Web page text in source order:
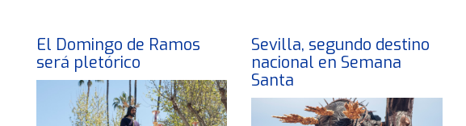
El Domingo de Ramos
será pletórico
Sevilla, segundo destino
nacional en Semana
Santa